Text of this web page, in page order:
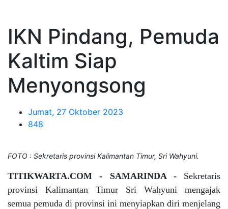
IKN Pindang, Pemuda
Kaltim Siap
Menyongsong
Jumat, 27 Oktober 2023
848
FOTO : Sekretaris provinsi Kalimantan Timur, Sri Wahyuni.
TITIKWARTA.COM - SAMARINDA - Sekretaris
provinsi Kalimantan Timur Sri Wahyuni mengajak
semua pemuda di provinsi ini menyiapkan diri menjelang